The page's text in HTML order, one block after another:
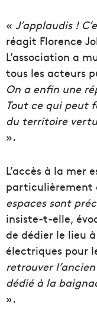
« J’applaudis !
réagit Florence
L’association a
tous les acteurs
On a enfin une
Tout ce qui peut
du territoire
».
L’accès à la mer
particulièrement
espaces sont
insiste-t-elle,
de dédier le lieu
électriques pour
retrouver
dédié à la
».